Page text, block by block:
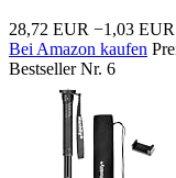
28,72 EUR −1,03 EUR
Bei Amazon kaufen
Bestseller Nr. 6